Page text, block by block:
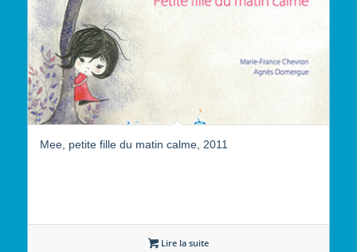
Mee, petite fille du matin calme, 2011
Lire la suite